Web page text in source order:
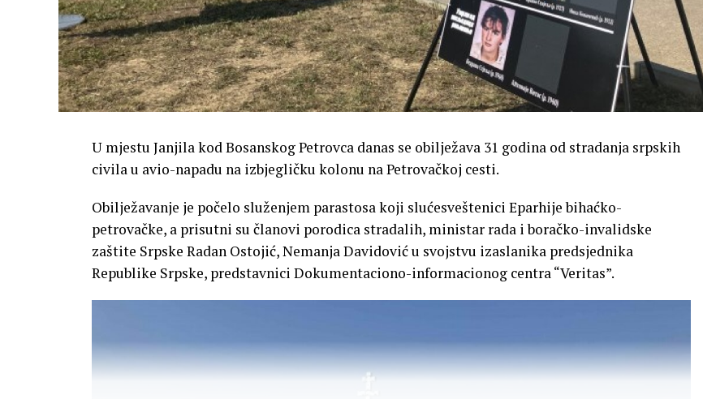
U mjestu Јanjila kod Bosanskog Petrovca danas se obilježava 31 godina od stradanja srpskih
civila u avio-napadu na izbjegličku kolonu na Petrovačkoj cesti.
Obilježavanje je počelo služenjem parastosa koji slućesveštenici Eparhije bihaćko-
petrovačke, a prisutni su članovi porodica stradalih, ministar rada i boračko-invalidske
zaštite Srpske Radan Ostojić, Nemanja Davidović u svojstvu izaslanika predsjednika
Republike Srpske, predstavnici Dokumentaciono-informacionog centra “Veritas”.